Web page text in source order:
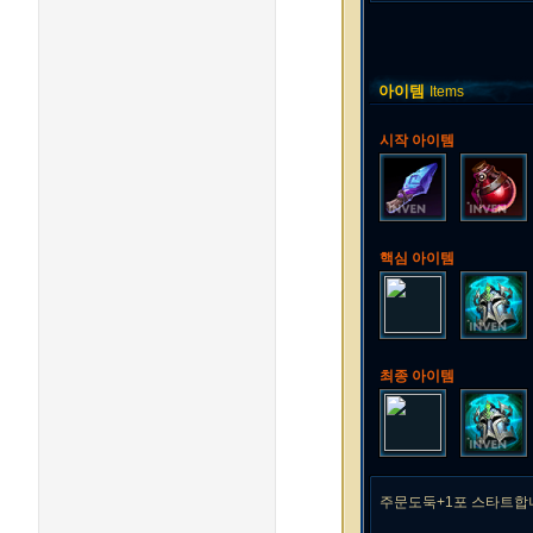
아이템 Items
시작 아이템
핵심 아이템
최종 아이템
주문도둑+1포 스타트합